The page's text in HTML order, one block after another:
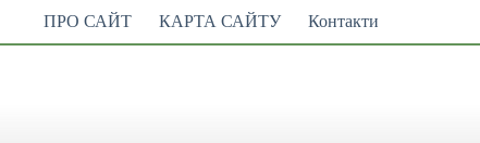
вмісту
ПРО САЙТ КАРТА САЙТУ Контакти